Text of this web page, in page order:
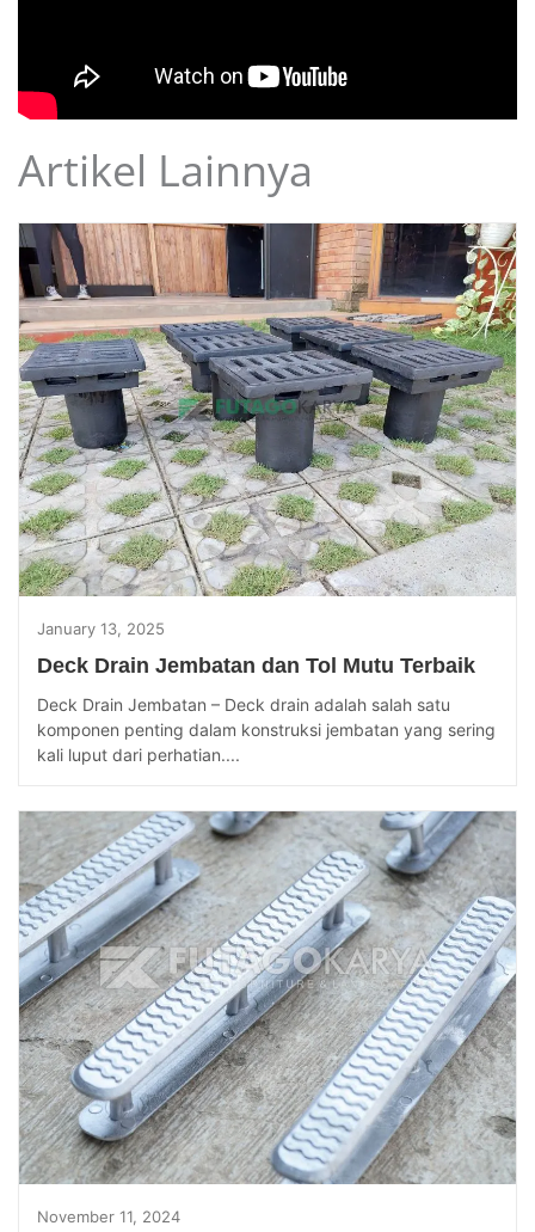
Artikel Lainnya
January 13, 2025
Deck Drain Jembatan dan Tol Mutu Terbaik
Deck Drain Jembatan – Deck drain adalah salah satu
komponen penting dalam konstruksi jembatan yang sering
kali luput dari perhatian....
November 11, 2024